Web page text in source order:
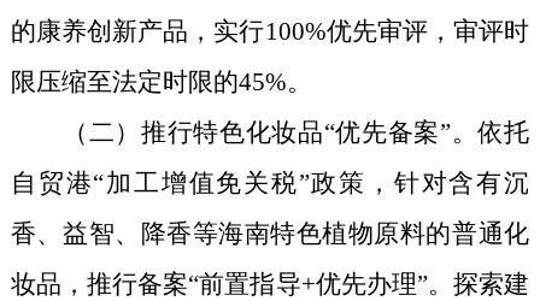
的康养创新产品，实行100%优先审评，审评时
限压缩至法定时限的45%。
（二）推行特色化妆品“优先备案”。依托
自贸港“加工增值免关税”政策，针对含有沉
香、益智、降香等海南特色植物原料的普通化
妆品 ，推行备案“前置指导+优先办理”。探索建